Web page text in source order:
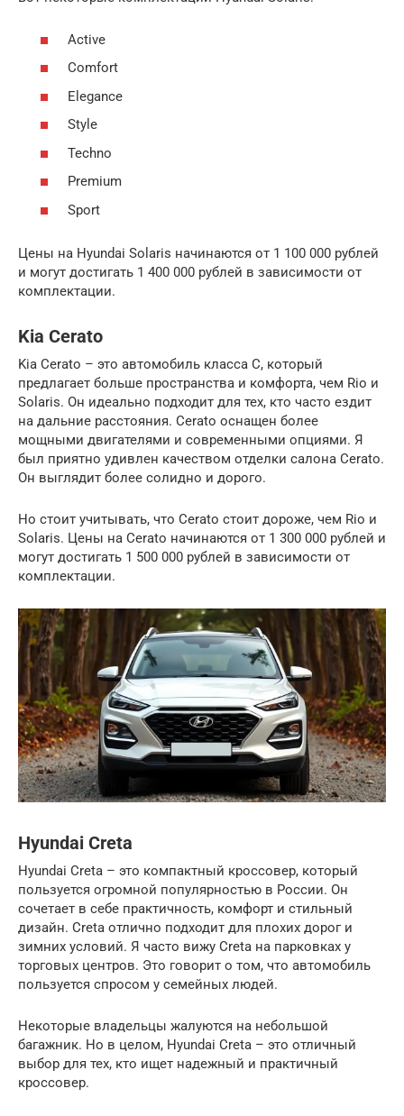
Active
Comfort
Elegance
Style
Techno
Premium
Sport
Цены на Hyundai Solaris начинаются от 1 100 000 рублей
и могут достигать 1 400 000 рублей в зависимости от
комплектации.
Kia Cerato
Kia Cerato – это автомобиль класса C, который
предлагает больше пространства и комфорта, чем Rio и
Solaris. Он идеально подходит для тех, кто часто ездит
на дальние расстояния. Cerato оснащен более
мощными двигателями и современными опциями. Я
был приятно удивлен качеством отделки салона Cerato.
Он выглядит более солидно и дорого.
Но стоит учитывать, что Cerato стоит дороже, чем Rio и
Solaris. Цены на Cerato начинаются от 1 300 000 рублей и
могут достигать 1 500 000 рублей в зависимости от
комплектации.
Hyundai Creta
Hyundai Creta – это компактный кроссовер, который
пользуется огромной популярностью в России. Он
сочетает в себе практичность, комфорт и стильный
дизайн. Creta отлично подходит для плохих дорог и
зимних условий. Я часто вижу Creta на парковках у
торговых центров. Это говорит о том, что автомобиль
пользуется спросом у семейных людей.
Некоторые владельцы жалуются на небольшой
багажник. Но в целом, Hyundai Creta – это отличный
выбор для тех, кто ищет надежный и практичный
кроссовер.